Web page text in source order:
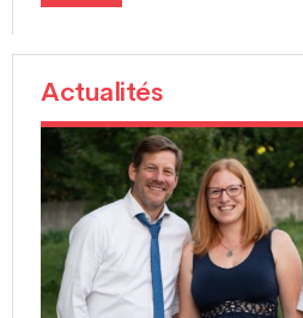
Actualités